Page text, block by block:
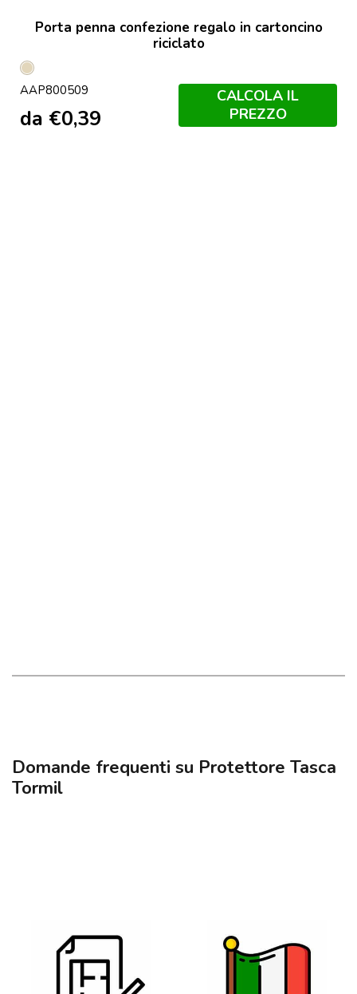
Porta penna confezione regalo in cartoncino
riciclato
Naturale
AAP800509
da €0,39
CALCOLA IL
PREZZO
Domande frequenti su Protettore Tasca
Tormil